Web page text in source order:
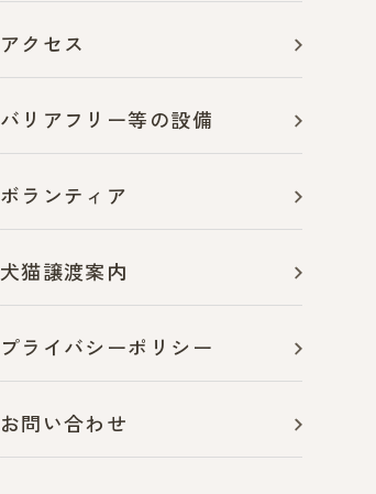
アクセス
バリアフリー等の設備
ボランティア
犬猫譲渡案内
プライバシーポリシー
お問い合わせ